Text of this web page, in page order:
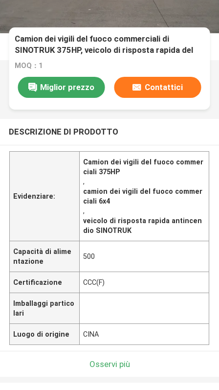
Camion dei vigili del fuoco commerciali di
SINOTRUK 375HP, veicolo di risposta rapida del
fuoco 6x4 15T
MOQ：1
Miglior prezzo Contattici
DESCRIZIONE DI PRODOTTO
Evidenziare:
Camion dei vigili del fuoco commer
ciali 375HP
,
camion dei vigili del fuoco commer
ciali 6x4
,
veicolo di risposta rapida antincen
dio SINOTRUK
Capacità di alime
ntazione
500
Certificazione CCC(F)
Imballaggi partico
lari
Luogo di origine CINA
Osservi più